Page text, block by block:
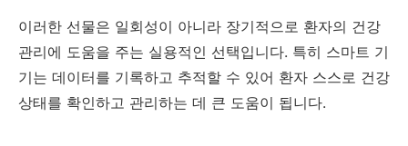
이러한 선물은 일회성이 아니라 장기적으로 환자의 건강
관리에 도움을 주는 실용적인 선택입니다. 특히 스마트 기
기는 데이터를 기록하고 추적할 수 있어 환자 스스로 건강
상태를 확인하고 관리하는 데 큰 도움이 됩니다.